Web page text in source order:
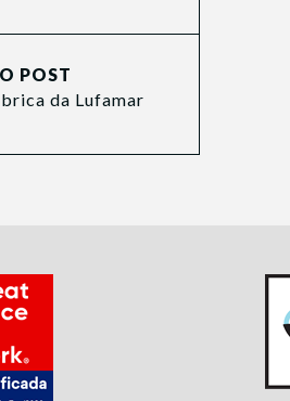
POST
da Lufamar